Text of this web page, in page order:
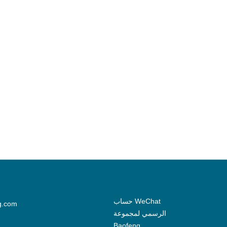
حساب WeChat
الرسمي لمجموعة
Baofeng